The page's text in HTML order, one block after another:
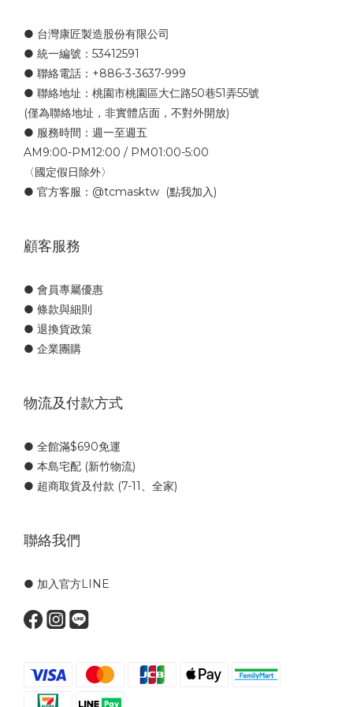
● 台灣康匠製造股份有限公司
● 統一編號：53412591
● 聯絡電話：+886-3-3637-999
● 聯絡地址：桃園市桃園區大仁路50巷51弄55號
(僅為聯絡地址，非實體店面，不對外開放)
● 服務時間：週一至週五
AM9:00-PM12:00 / PM01:00-5:00
〈國定假日除外〉
● 官方客服： @tcmasktw (點我加入)
顧客服務
● 會員專屬優惠
● 條款與細則
● 退換貨政策
● 企業團購
物流及付款方式
● 全館滿$690免運
● 本島宅配 (新竹物流)
● 超商取貨及付款 (7-11、全家)
聯絡我們
● 加入官方LINE